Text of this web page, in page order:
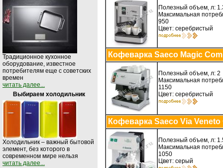
Традиционное кухонное
оборудование, известное
потребителям еще с советских
времен
читать далее...
Выбираем холодильник
Холодильник – важный бытовой
элемент, без которого в
современном мире нельзя
читать далее...
Полезный объем, л:
Максимальная
950
Цвет: серебристый
Кофеварка Saeco Magic
Полезный объем, л: 2
Максимальная
1150
Цвет: серебристый
Кофеварка Saeco Via
Полезный объем, л:
Максимальная
1050
Цвет: серый